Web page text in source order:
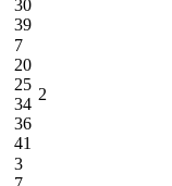
30
39
7
20
25
34
36
41
2
3